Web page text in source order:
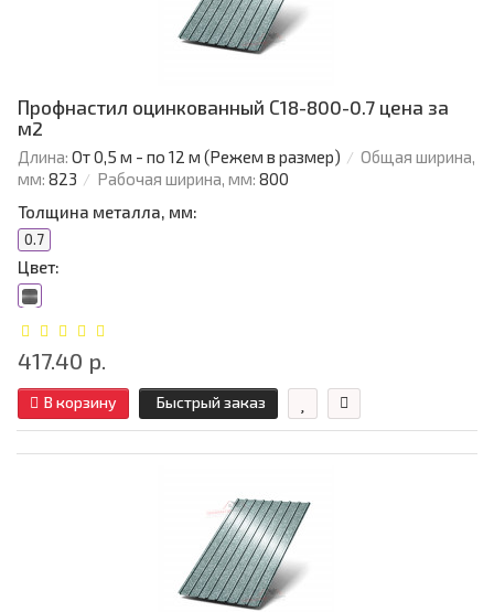
Профнастил оцинкованный С18-800-0.7 цена за
м2
Длина: От 0,5 м - по 12 м (Режем в размер)
Общая ширина,
мм: 823 Рабочая ширина, мм: 800
Толщина металла, мм:
0.7
Цвет:
417.40 р.
В корзину Быстрый заказ